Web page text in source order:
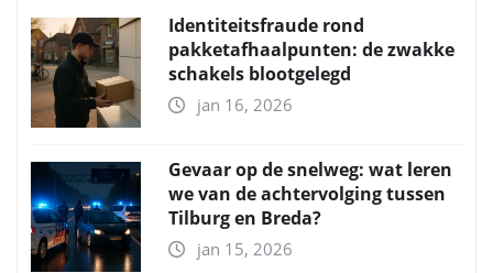
Identiteitsfraude rond
pakketafhaalpunten: de zwakke
schakels blootgelegd
jan 16, 2026
Gevaar op de snelweg: wat leren
we van de achtervolging tussen
Tilburg en Breda?
jan 15, 2026